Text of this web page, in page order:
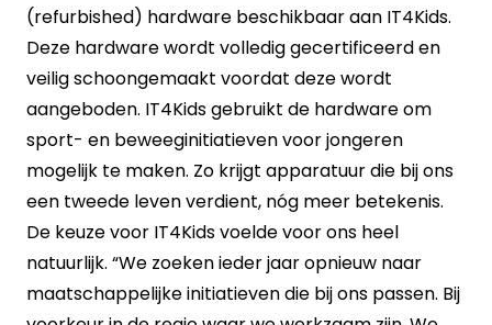
(refurbished) hardware beschikbaar aan IT4Kids.
Deze hardware wordt volledig gecertificeerd en
veilig schoongemaakt voordat deze wordt
aangeboden. IT4Kids gebruikt de hardware om
sport- en beweeginitiatieven voor jongeren
mogelijk te maken. Zo krijgt apparatuur die bij ons
een tweede leven verdient, nóg meer betekenis.
De keuze voor IT4Kids voelde voor ons heel
natuurlijk. “We zoeken ieder jaar opnieuw naar
maatschappelijke initiatieven die bij ons passen. Bij